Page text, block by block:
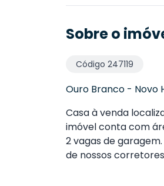
Sobre o
Código 247119
Ouro Branco - Novo
Casa à venda
imóvel conta com
2 vagas de
de nossos